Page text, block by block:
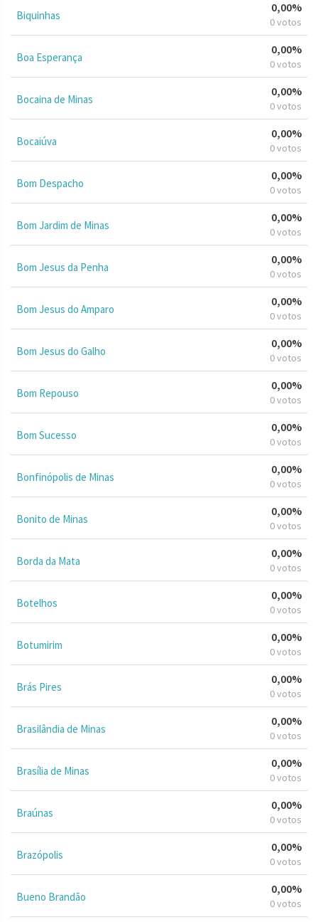
Biquinhas
0,00%
0 votos
Boa Esperança
0,00%
0 votos
Bocaina de Minas
0,00%
0 votos
Bocaiúva
0,00%
0 votos
Bom Despacho
0,00%
0 votos
Bom Jardim de Minas
0,00%
0 votos
Bom Jesus da Penha
0,00%
0 votos
Bom Jesus do Amparo
0,00%
0 votos
Bom Jesus do Galho
0,00%
0 votos
Bom Repouso
0,00%
0 votos
Bom Sucesso
0,00%
0 votos
Bonfinópolis de Minas
0,00%
0 votos
Bonito de Minas
0,00%
0 votos
Borda da Mata
0,00%
0 votos
Botelhos
0,00%
0 votos
Botumirim
0,00%
0 votos
Brás Pires
0,00%
0 votos
Brasilândia de Minas
0,00%
0 votos
Brasília de Minas
0,00%
0 votos
Braúnas
0,00%
0 votos
Brazópolis
0,00%
0 votos
Bueno Brandão
0,00%
0 votos